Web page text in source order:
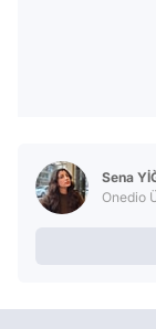
Sena
Onedio